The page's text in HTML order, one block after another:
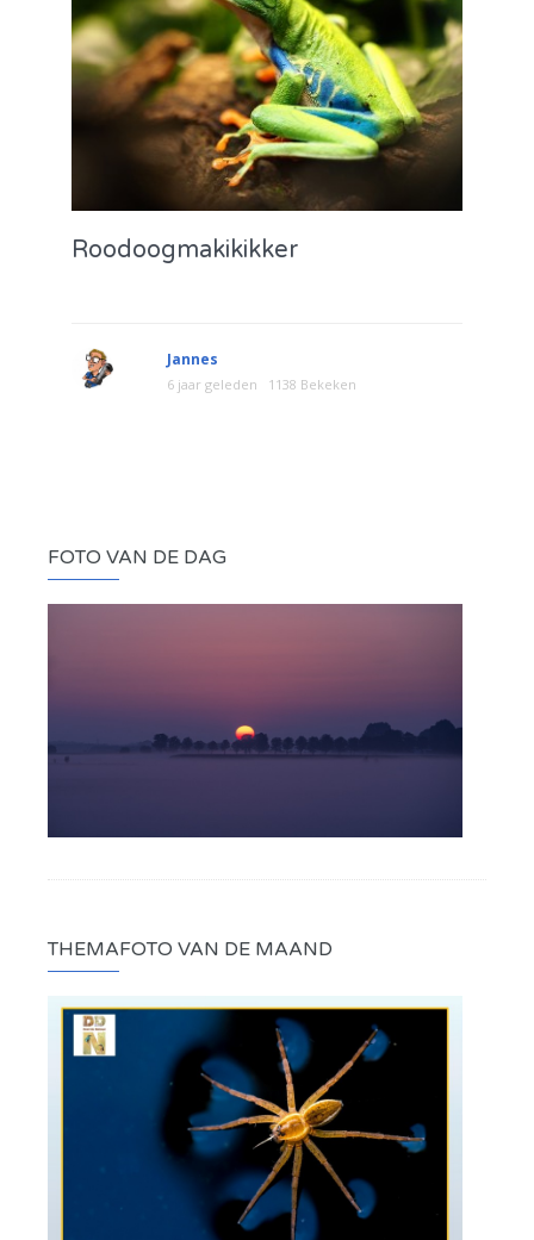
Roodoogmakikikker
Jannes
6 jaar geleden 1138 Bekeken
FOTO VAN DE DAG
THEMAFOTO VAN DE MAAND